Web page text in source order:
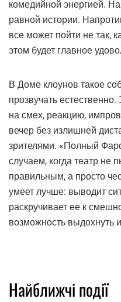
комедийной энергией.
равной истории.
все может пойти не так,
этом будет главное
В Доме клоунов такое
прозвучать
на смех, реакцию,
вечер без излишней
зрителями. «Полный
случаем, когда театр не
правильным, а просто
умеет лучше: выводит
раскручивает ее к
возможность выдохнуть
Найближчі події